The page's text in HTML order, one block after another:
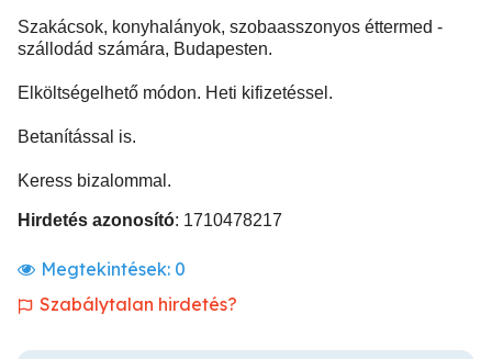
Szakácsok, konyhalányok, szobaasszonyos éttermed -
szállodád számára, Budapesten.
Elköltségelhető módon. Heti kifizetéssel.
Betanítással is.
Keress bizalommal.
Hirdetés azonosító: 1710478217
Megtekintések: 0
Szabálytalan hirdetés?